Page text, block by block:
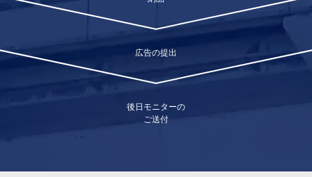
広告の提出
後日モニターの
ご送付